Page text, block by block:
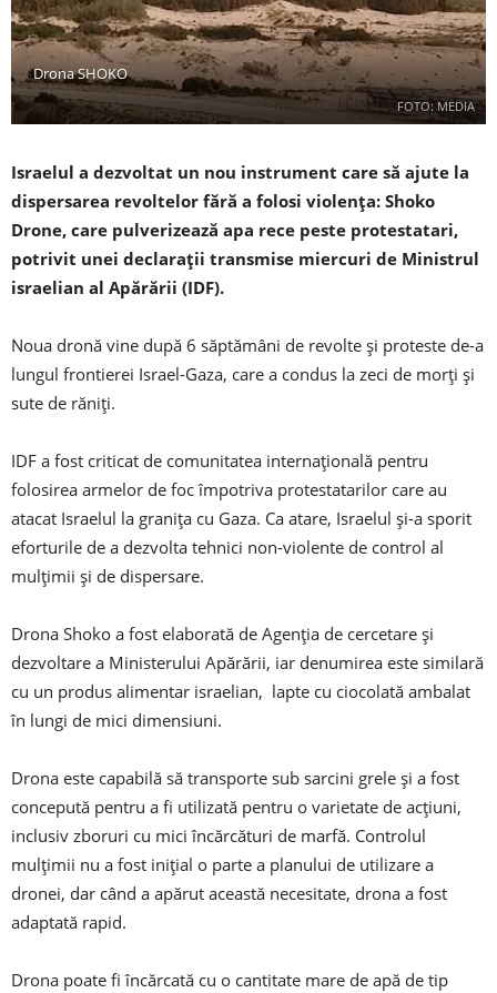
FOTO: MEDIA
Drona SHOKO
Israelul a dezvoltat un nou instrument care să ajute la
dispersarea revoltelor fără a folosi violența: Shoko
Drone, care pulverizează apa rece peste protestatari,
potrivit unei declarații transmise miercuri de Ministrul
israelian al Apărării (IDF).
Noua dronă vine după 6 săptămâni de revolte și proteste de-a
lungul frontierei Israel-Gaza, care a condus la zeci de morți și
sute de răniți.
IDF a fost criticat de comunitatea internațională pentru
folosirea armelor de foc împotriva protestatarilor care au
atacat Israelul la granița cu Gaza. Ca atare, Israelul și-a sporit
eforturile de a dezvolta tehnici non-violente de control al
mulțimii și de dispersare.
Drona Shoko a fost elaborată de Agenția de cercetare și
dezvoltare a Ministerului Apărării, iar denumirea este similară
cu un produs alimentar israelian, lapte cu ciocolată ambalat
în lungi de mici dimensiuni.
Drona este capabilă să transporte sub sarcini grele și a fost
concepută pentru a fi utilizată pentru o varietate de acțiuni,
inclusiv zboruri cu mici încărcături de marfă. Controlul
mulțimii nu a fost inițial o parte a planului de utilizare a
dronei, dar când a apărut această necesitate, drona a fost
adaptată rapid.
Drona poate fi încărcată cu o cantitate mare de apă de tip